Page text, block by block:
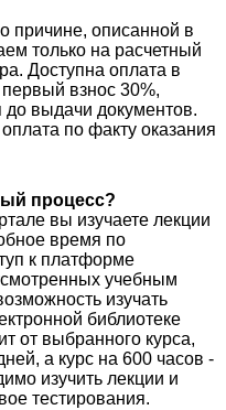
причине, описанной в
только на расчетный
Доступна оплата в
взнос 30%,
выдачи документов.
по факту оказания
процесс?
вы изучаете лекции
время по
к платформе
учебным
изучать
библиотеке
от выбранного курса,
а курс на 600 часов -
изучить лекции и
тестирования.